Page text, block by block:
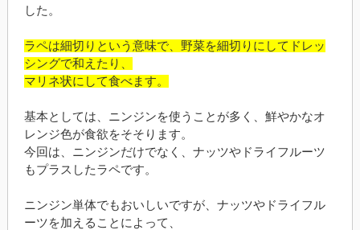
した。
ラペは細切りという意味で、野菜を細切りにしてドレッ
シングで和えたり、
マリネ状にして食べます。
基本としては、ニンジンを使うことが多く、鮮やかなオ
レンジ色が食欲をそそります。
今回は、ニンジンだけでなく、ナッツやドライフルーツ
もプラスしたラペです。
ニンジン単体でもおいしいですが、ナッツやドライフル
ーツを加えることによって、